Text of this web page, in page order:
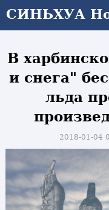
СИНЬХУА
В
и снега"
льда
2018-01-04